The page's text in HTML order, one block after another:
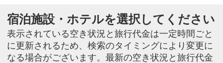
宿泊施設・ホテルを選択してください
表示されている空き状況と旅行代金は一定時間ごと
に更新されるため、検索のタイミングにより変更に
なる場合がございます。最新の空き状況と旅行代金